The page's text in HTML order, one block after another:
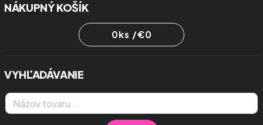
NÁKUPNÝ KOŠÍK
0ks /€0
VYHĽADÁVANIE